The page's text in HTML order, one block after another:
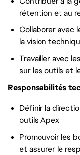
rétention et au
Collaborer avec
la vision
Travailler avec
sur les outils et
Responsabilités
Définir la
outils Apex
Promouvoir les
et assurer le